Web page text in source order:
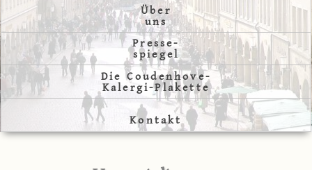
Über
uns
Presse-
spiegel
Die Coudenhove-
Kalergi-Plakette
Kontakt